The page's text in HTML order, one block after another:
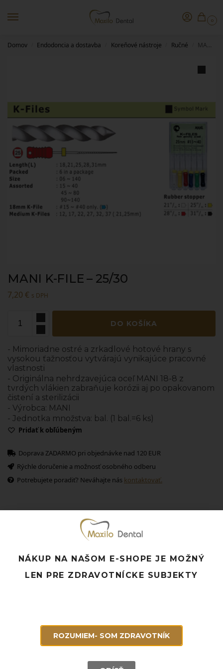
0
Domov Endodoncia a dostavba Koreňové nástroje Ručné MANI K-file – 25/30
MANI K-FILE – 25/30
7,20 € s DPH
DO KOŠÍKA
- Mimoriadne ostré a zrkadlové hotové hrany s
vysokou ťažnosťou vytvárajú vynikajúce pracovné
vlastnosti
- Originálna nehrdzavejúca oceľ MANI 18-8 z
tvrdých vlákien zabraňuje korózii aj po opakovanom
čistení a sterilizácii
- Výrobca: MANI
- Jednotka množstva: bal. (1 bal.=6 ks)
Pridať k obľúbeným
Doprava ZADARMO pri objednávke nad 120 EUR
Rýchle doručenie a možnosť osobného odberu
Potrebujete poradiť? Neváhajte nás kontaktovať.
Súvisiace produkty
NÁKUP NA NAŠOM E-SHOPE JE MOŽNÝ
LEN PRE ZDRAVOTNÍCKE SUBJEKTY
ROZUMIEM- SOM ZDRAVOTNÍK